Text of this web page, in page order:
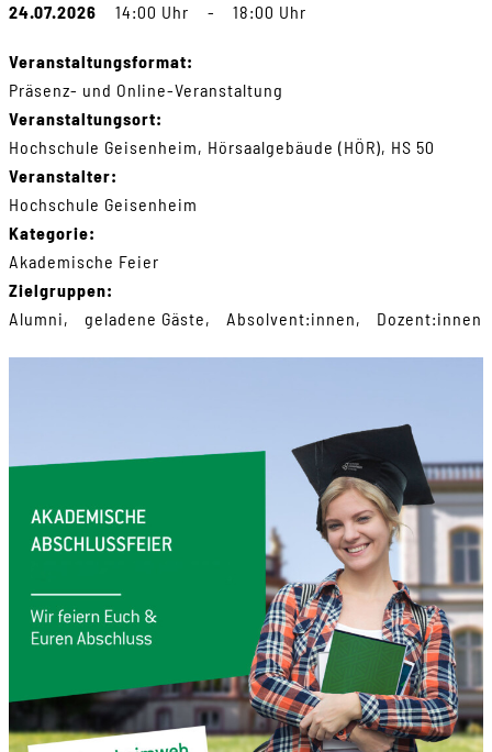
24.07.2026 14:00 Uhr - 18:00 Uhr
Veranstaltungsformat:
Präsenz- und Online-Veranstaltung
Veranstaltungsort:
Hochschule Geisenheim, Hörsaalgebäude (HÖR), HS 50
Veranstalter:
Hochschule Geisenheim
Kategorie:
Akademische Feier
Zielgruppen:
Alumni
geladene Gäste Absolvent:innen Dozent:innen